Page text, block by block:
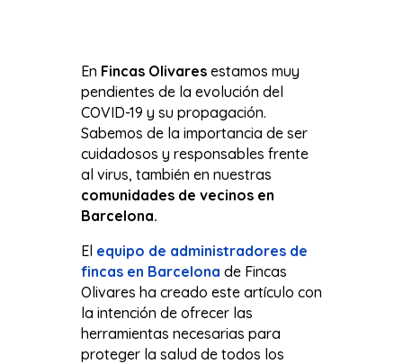
En Fincas Olivaresestamos muy
pendientes de la evolución del
COVID-19 y su propagación.
Sabemos de la importancia de ser
cuidadosos y responsables frente
al virus, también en nuestras
comunidades de vecinos en
Barcelona.
El equipo de administradores de
fincas en Barcelona de Fincas
Olivares ha creado este artículo con
la intención de ofrecer las
herramientas necesarias para
proteger la salud de todos los